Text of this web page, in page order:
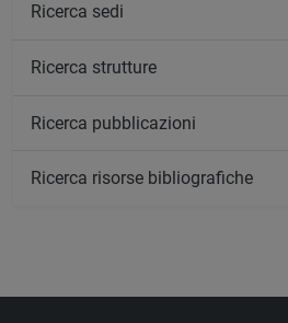
Ricerca sedi
Ricerca strutture
Ricerca pubblicazioni
Ricerca risorse bibliografiche